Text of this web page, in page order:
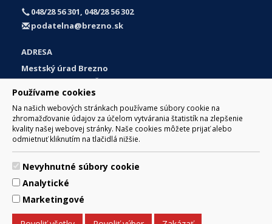
Používame cookies
Na našich webových stránkach používame súbory cookie na
zhromažďovanie údajov za účelom vytvárania štatistík na zlepšenie
kvality našej webovej stránky. Naše cookies môžete prijať alebo
odmietnuť kliknutím na tlačidlá nižšie.
Nevyhnutné súbory cookie
Analytické
Marketingové
048/28 56 301, 048/28 56 302
podatelna@brezno.sk
ADRESA
Mestský úrad Brezno
Námestie gen. M. R. Štefánika 1
977 01 Brezno
Slovakia (Slovak Republic)
© 2017 Mesto Brezno, Námestie gen. M. R. Štefánika 1, Brezno
977 01 Tel.: 048/28 56 301, 048/28 56 302 Email:
Za obsah zodpovedá Mesto Brezno. Technický prevádzkovateľ:
Arrabella, s.r.o. , Pod Donátom 12/136 Žiar nad Hronom 965 01